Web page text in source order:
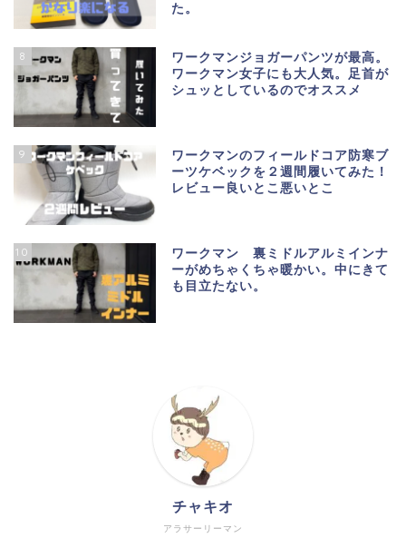
た。
8
ワークマンジョガーパンツが最高。
ワークマン女子にも大人気。足首が
シュッとしているのでオススメ
9
ワークマンのフィールドコア防寒ブ
ーツケベックを２週間履いてみた！
レビュー良いとこ悪いとこ
10
ワークマン 裏ミドルアルミインナ
ーがめちゃくちゃ暖かい。中にきて
も目立たない。
アラサーリーマン
チャキオ